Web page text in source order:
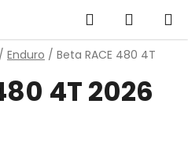
Hledat
KOŠÍK
/ Enduro / Beta RACE 480 4T
4T 2026